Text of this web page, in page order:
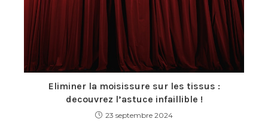
Eliminer la moisissure sur les tissus :
decouvrez l’astuce infaillible !
23 septembre 2024